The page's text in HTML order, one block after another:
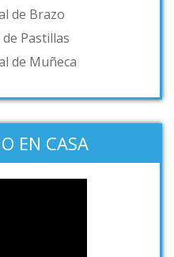
de Brazo
Pastillas
de Muñeca
EN CASA